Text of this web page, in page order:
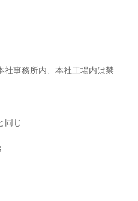
社事務所内、本社工場内は禁